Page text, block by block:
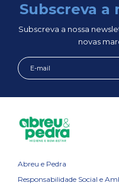
Subscreva
Subscreva a nossa
novas
Abreu e Pedra
Responsabilidade Social e